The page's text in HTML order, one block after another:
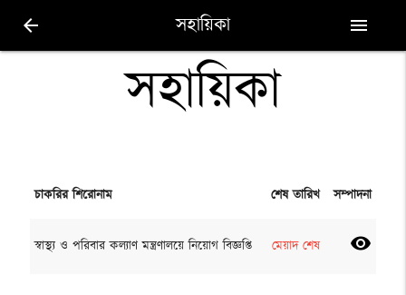
arrow_back সহায়িকা menu
সহায়িকা
চাকরির শিরোনাম শেষ তারিখ সম্পাদনা
স্বাস্থ্য ও পরিবার কল্যাণ মন্ত্রণালয়ে নিয়োগ বিজ্ঞপ্তি মেয়াদ শেষ visibility